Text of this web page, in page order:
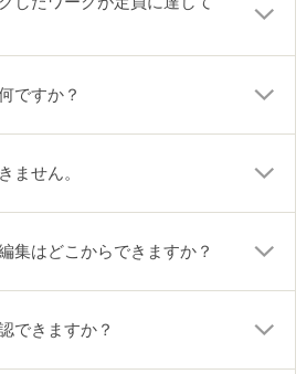
ですか？
ません。
集はどこからできますか？
できますか？